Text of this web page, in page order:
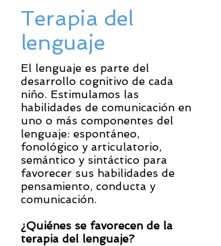
Terapia del
lenguaje
El lenguaje es parte del
desarrollo cognitivo de cada
niño. Estimulamos las
habilidades de comunicación en
uno o más componentes del
lenguaje: espontáneo,
fonológico y articulatorio,
semántico y sintáctico para
favorecer sus habilidades de
pensamiento, conducta y
comunicación.
¿Quiénes se favorecen de la
terapia del lenguaje?